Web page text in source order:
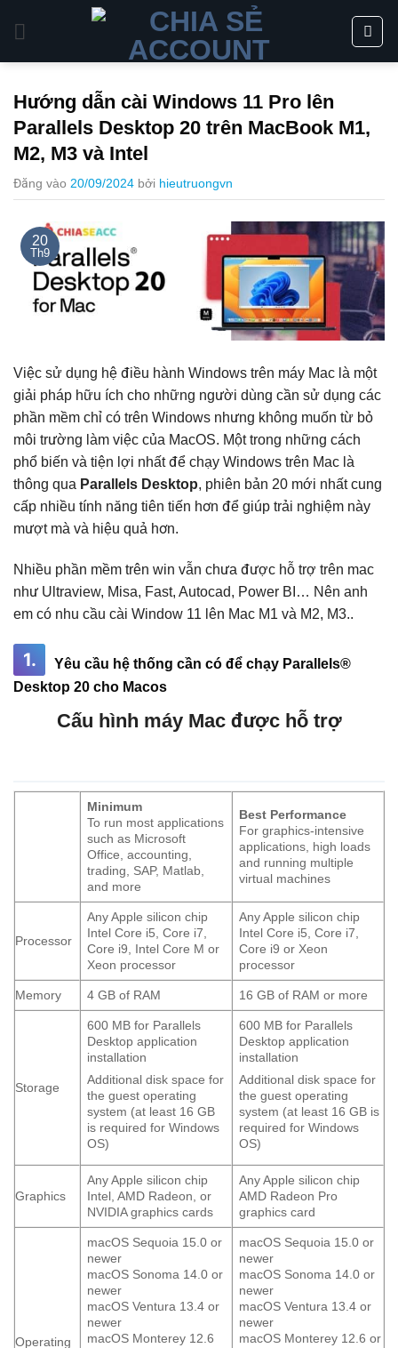
Hướng dẫn cài Windows 11 Pro lên
Parallels Desktop 20 trên MacBook M1,
M2, M3 và Intel
Đăng vào 20/09/2024 bởi hieutruongvn
20
Th9
Việc sử dụng hệ điều hành Windows trên máy Mac là một
giải pháp hữu ích cho những người dùng cần sử dụng các
phần mềm chỉ có trên Windows nhưng không muốn từ bỏ
môi trường làm việc của MacOS. Một trong những cách
phổ biến và tiện lợi nhất để chạy Windows trên Mac là
thông qua Parallels Desktop, phiên bản 20 mới nhất cung
cấp nhiều tính năng tiên tiến hơn để giúp trải nghiệm này
mượt mà và hiệu quả hơn.
Nhiều phần mềm trên win vẫn chưa được hỗ trợ trên mac
như Ultraview, Misa, Fast, Autocad, Power BI… Nên anh
em có nhu cầu cài Window 11 lên Mac M1 và M2, M3..
1.
Yêu cầu hệ thống cần có để chạy Parallels®
Desktop 20 cho Macos
Cấu hình máy Mac được hỗ trợ
Minimum
To run most applications
such as Microsoft
Office, accounting,
trading, SAP, Matlab,
and more
Best Performance
For graphics-intensive
applications, high loads
and running multiple
virtual machines
Processor
Any Apple silicon chip
Intel Core i5, Core i7,
Core i9, Intel Core M or
Xeon processor
Any Apple silicon chip
Intel Core i5, Core i7,
Core i9 or Xeon
processor
Memory 4 GB of RAM 16 GB of RAM or more
Storage
600 MB for Parallels
Desktop application
installation
Additional disk space for
the guest operating
system (at least 16 GB
is required for Windows
OS)
600 MB for Parallels
Desktop application
installation
Additional disk space for
the guest operating
system (at least 16 GB is
required for Windows
OS)
Graphics
Any Apple silicon chip
Intel, AMD Radeon, or
NVIDIA graphics cards
Any Apple silicon chip
AMD Radeon Pro
graphics card
Operating
macOS Sequoia 15.0 or
newer
macOS Sonoma 14.0 or
newer
macOS Ventura 13.4 or
newer
macOS Monterey 12.6
macOS Sequoia 15.0 or
newer
macOS Sonoma 14.0 or
newer
macOS Ventura 13.4 or
newer
macOS Monterey 12.6 or